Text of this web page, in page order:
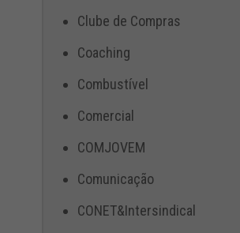
Clube de Compras
Coaching
Combustível
Comercial
COMJOVEM
Comunicação
CONET&Intersindical